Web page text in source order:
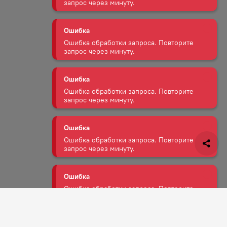
запрос через минуту.
Ошибка
Ошибка обработки запроса. Повторите
запрос через минуту.
Ошибка
Ошибка обработки запроса. Повторите
запрос через минуту.
Ошибка
Ошибка обработки запроса. Повторите
запрос через минуту.
Ошибка